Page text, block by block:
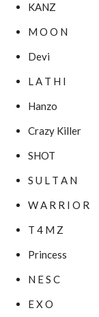
KANZ
M O O N
Devi
L A T H I
Hanzo
Crazy Killer
SHOT
S U L T A N
W A R R I O R
T 4 M Z
Princess
N E S C
E X O